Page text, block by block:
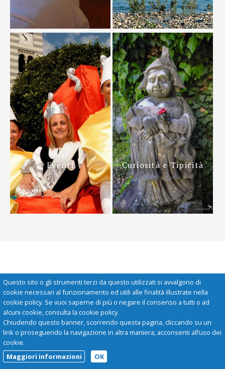
Eventi Curiosità e Tipicità
IAT Grazzano Visconti Val Nure e Val Chero
Viale del Castello, 2
Questo sito o gli strumenti terzi da questo utilizzati si avvalgono di
cookie necessari al funzionamento ed utili alle finalità illustrate nella
cookie policy. Se vuoi saperne di più o negare il consenso a tutti o ad
alcuni cookie, consulta la cookie policy.
Chiudendo questo banner, scorrendo questa pagina, cliccando su un
link o proseguendo la navigazione in altra maniera, acconsenti all’uso dei
cookie.
Maggiori informazioni
OK